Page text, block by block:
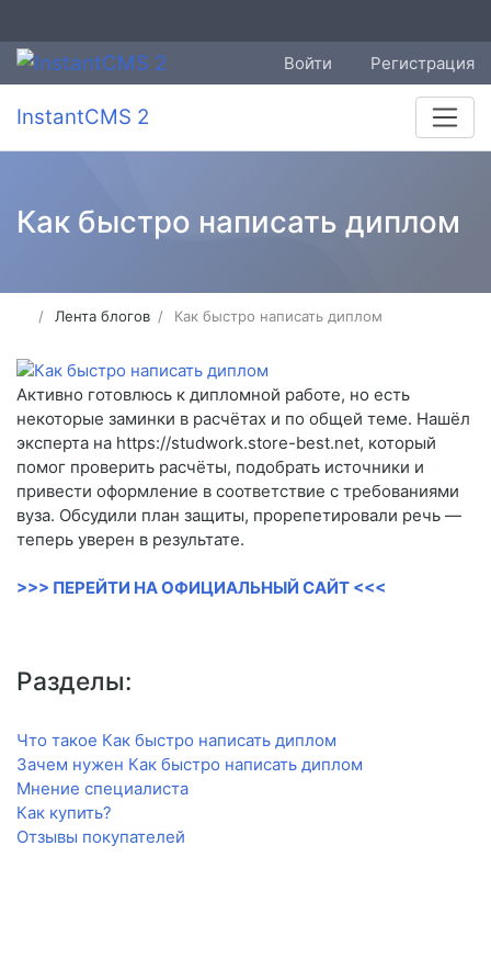
Войти Регистрация
InstantCMS 2
Как быстро написать диплом
Лента блогов Как быстро написать диплом
Активно готовлюсь к дипломной работе, но есть
некоторые заминки в расчётах и по общей теме. Нашёл
эксперта на https://studwork.store-best.net, который
помог проверить расчёты, подобрать источники и
привести оформление в соответствие с требованиями
вуза. Обсудили план защиты, прорепетировали речь —
теперь уверен в результате.
>>> ПЕРЕЙТИ НА ОФИЦИАЛЬНЫЙ САЙТ <<<
Разделы:
Что такое Как быстро написать диплом
Зачем нужен Как быстро написать диплом
Мнение специалиста
Как купить?
Отзывы покупателей